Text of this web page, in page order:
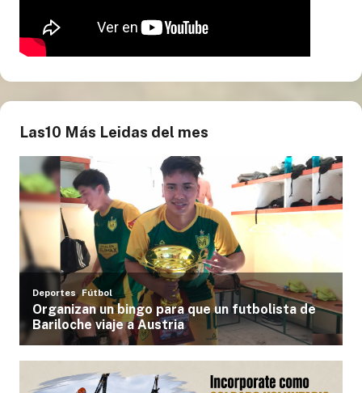
Las10 Más Leidas del mes